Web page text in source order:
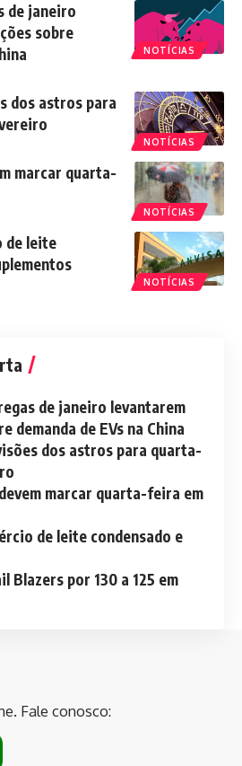
NOTÍCIAS
de janeiro
sobre
NOTÍCIAS
dos astros para
NOTÍCIAS
marcar quarta-
NOTÍCIAS
de leite
de janeiro levantarem
demanda de EVs na China
dos astros para quarta-
marcar quarta-feira em
de leite condensado e
Blazers por 130 a 125 em
Fale conosco: